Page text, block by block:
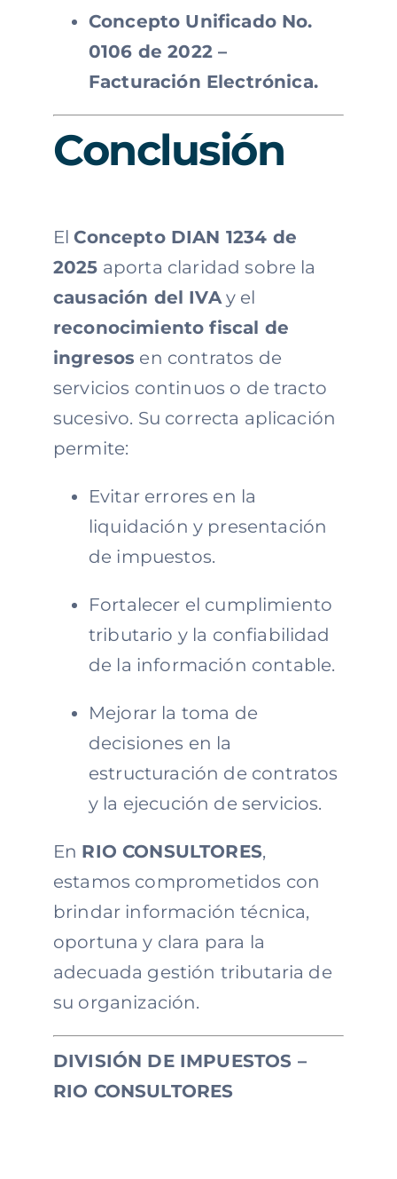
Concepto Unificado No.
0106 de 2022 –
Facturación Electrónica.
Conclusión
ElConcepto DIAN 1234 de
2025 aporta claridad sobre la
causación del IVAy el
reconocimiento fiscal de
ingresos en contratos de
servicios continuos o de tracto
sucesivo. Su correcta aplicación
permite:
Evitar errores en la
liquidación y presentación
de impuestos.
Fortalecer el cumplimiento
tributario y la confiabilidad
de la información contable.
Mejorar la toma de
decisiones en la
estructuración de contratos
y la ejecución de servicios.
En RIO CONSULTORES,
estamos comprometidos con
brindar información técnica,
oportuna y clara para la
adecuada gestión tributaria de
su organización.
DIVISIÓN DE IMPUESTOS –
RIO CONSULTORES